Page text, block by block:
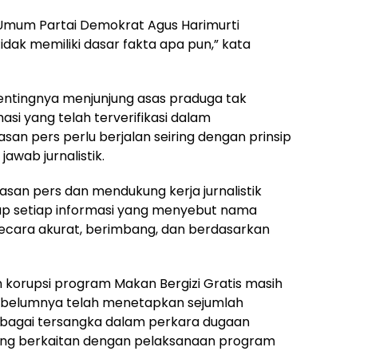
Partai Demokrat Agus Harimurti
memiliki dasar fakta apa pun,” kata
menjunjung asas praduga tak
yang telah terverifikasi dalam
pers perlu berjalan seiring dengan prinsip
jurnalistik.
pers dan mendukung kerja jurnalistik
setiap informasi yang menyebut nama
akurat, berimbang, dan berdasarkan
program Makan Bergizi Gratis masih
telah menetapkan sejumlah
tersangka dalam perkara dugaan
berkaitan dengan pelaksanaan program